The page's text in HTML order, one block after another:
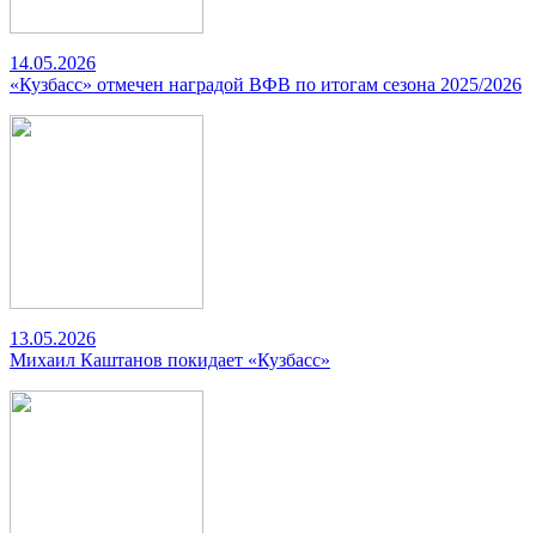
14.05.2026
«Кузбасс» отмечен наградой ВФВ по итогам сезона 2025/2026
13.05.2026
Михаил Каштанов покидает «Кузбасс»